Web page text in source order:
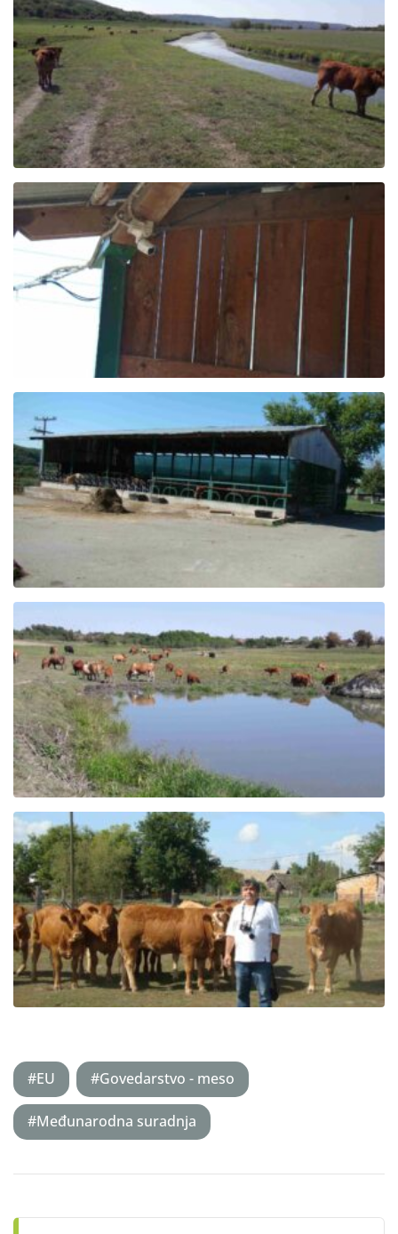
#EU #Govedarstvo - meso
#Međunarodna suradnja
navigation